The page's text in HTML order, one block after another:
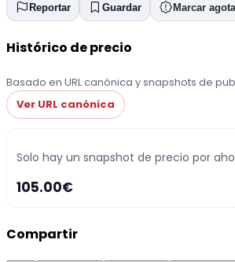
Reportar Guardar Marcar
Histórico de precio
Basado en URL canónica y snapshots de
Ver URL canónica
Solo hay un snapshot de precio por
105.00€
Compartir